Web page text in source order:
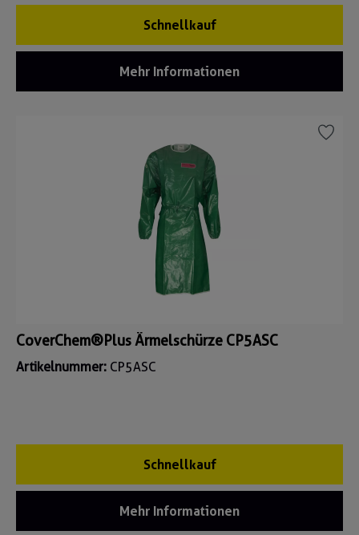
Schnellkauf
Mehr Informationen
CoverChem®Plus Ärmelschürze CP5ASC
Artikelnummer: CP5ASC
Schnellkauf
Mehr Informationen